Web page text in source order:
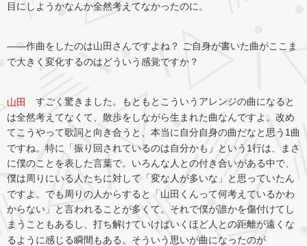
目にしようかなんか全然考えてなかったのに。
――作曲をしたのは山田さんですよね？ ご自身が書いた曲がここま
で大きく変化するのはどういう感覚ですか？
山田
すごく驚きました。もともとこういうアレンジの曲になると
は全然考えてなくて、散歩をしながら生まれた曲なんですよ。改め
てこうやって歌詞と向き合うと、本当に自分自身の曲だなと思う1曲
ですね。特に「振り回されているのは自分かも」という1行は、まさ
に僕のことを表した言葉で。いろんな人との付き合いがある中で、
僕は周りにいる人たちに対して「変な人が多いな」と思っていたん
ですよ。でも周りの人からすると「山田くんって何考えているかわ
からない」と言われることが多くて。それで僕が誰かを傷付けてし
まうこともあるし、打ち解けていけばいくほど人との距離が遠くな
るように感じる瞬間もある。そういう思いが曲になったのが